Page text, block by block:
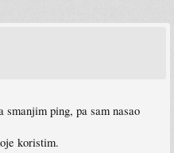
ping, pa sam nasao
koristim.